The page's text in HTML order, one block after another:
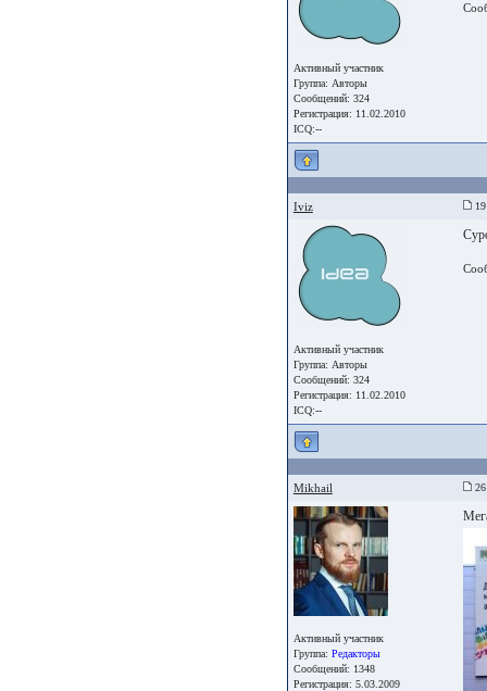
Активный участник
Группа: Авторы
Сообщений: 324
Регистрация: 11.02.2010
ICQ:--
Iviz 19
Активный участник
Группа: Авторы
Сообщений: 324
Регистрация: 11.02.2010
ICQ:--
Mikhail 26
Активный участник
Группа: Редакторы
Сообщений: 1348
Регистрация: 5.03.2009